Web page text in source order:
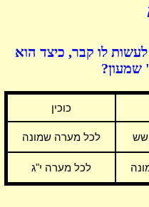
לו קבר, כיצד הוא
שמעון?
כוכין
שש לכל מערה שמונה
לכל מערה י"ג